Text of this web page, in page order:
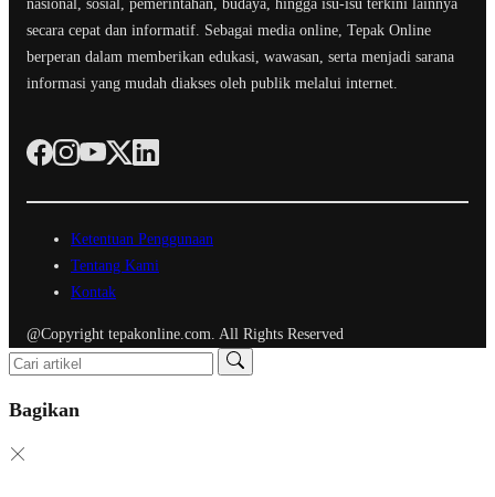
nasional, sosial, pemerintahan, budaya, hingga isu-isu terkini lainnya
secara cepat dan informatif. Sebagai media online, Tepak Online
berperan dalam memberikan edukasi, wawasan, serta menjadi sarana
informasi yang mudah diakses oleh publik melalui internet.
Ketentuan Penggunaan
Tentang Kami
Kontak
@Copyright tepakonline.com. All Rights Reserved
Bagikan